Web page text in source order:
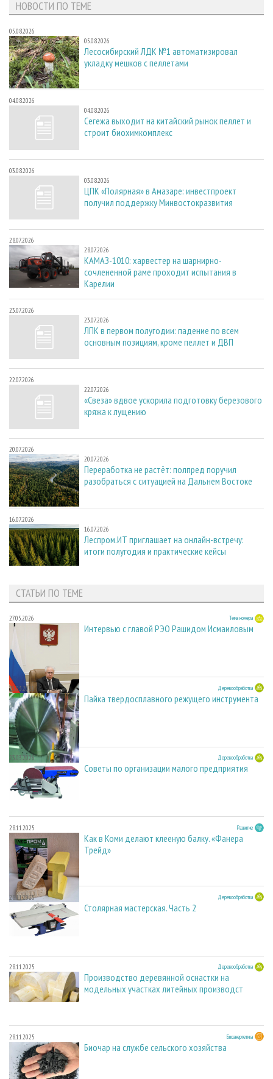
НОВОСТИ ПО ТЕМЕ
05.08.2026
05.08.2026
Лесосибирский ЛДК №1 автоматизировал
укладку мешков с пеллетами
04.08.2026
04.08.2026
Сегежа выходит на китайский рынок пеллет и
строит биохимкомплекс
03.08.2026
03.08.2026
ЦПК «Полярная» в Амазаре: инвестпроект
получил поддержку Минвостокразвития
28.07.2026
28.07.2026
КАМАЗ-1010: харвестер на шарнирно-
сочлененной раме проходит испытания в
Карелии
23.07.2026
23.07.2026
ЛПК в первом полугодии: падение по всем
основным позициям, кроме пеллет и ДВП
22.07.2026
22.07.2026
«Свеза» вдвое ускорила подготовку березового
кряжа к лущению
20.07.2026
20.07.2026
Переработка не растёт: полпред поручил
разобраться с ситуацией на Дальнем Востоке
16.07.2026
16.07.2026
Леспром.ИТ приглашает на онлайн-встречу:
итоги полугодия и практические кейсы
СТАТЬИ ПО ТЕМЕ
27.05.2026 Тема номера
Интервью с главой РЭО Рашидом Исмаиловым
23.03.2026 Деревообработка
Пайка твердосплавного режущего инструмента
23.03.2026 Деревообработка
Советы по организации малого предприятия
28.11.2025 Развитие
Как в Коми делают клееную балку. «Фанера
Трейд»
28.11.2025 Деревообработка
Столярная мастерская. Часть 2
28.11.2025 Деревообработка
Производство деревянной оснастки на
модельных участках литейных производст
28.11.2025 Биоэнергетика
Биочар на службе сельского хозяйства